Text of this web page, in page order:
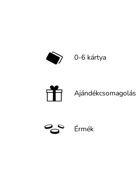
0-6 kártya
Ajándékcsomagolás
Érmék